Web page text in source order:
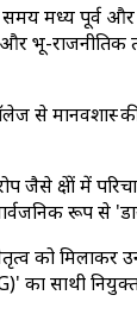
मध्य पूर्व और
भू-राजनीतिक
से
जैसे क्षेत्रों
रूप से
को मिलाकर
साथी नियुक्त